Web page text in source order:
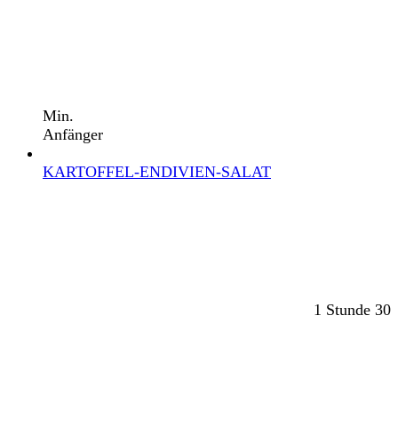
Min.
Anfänger
KARTOFFEL-ENDIVIEN-SALAT
1 Stunde 30